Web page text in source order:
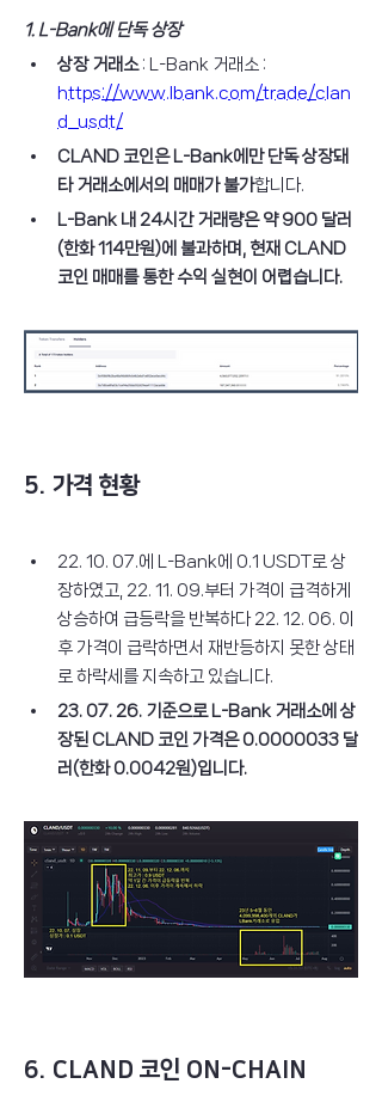
1. L-Bank에 단독 상장
상장 거래소 : L-Bank 거래소 :
https://www.lbank.com/trade/clan
d_usdt/
CLAND 코인은 L-Bank에만 단독 상장돼
타 거래소에서의 매매가 불가합니다.
L-Bank 내 24시간 거래량은 약 900 달러
(한화 114만원)에 불과하며, 현재 CLAND
코인 매매를 통한 수익 실현이 어렵습니다.
5. 가격 현황
22. 10. 07.에 L-Bank에 0.1 USDT로 상
장하였고, 22. 11. 09.부터 가격이 급격하게
상승하여 급등락을 반복하다 22. 12. 06. 이
후 가격이 급락하면서 재반등하지 못한 상태
로 하락세를 지속하고 있습니다.
23. 07. 26. 기준으로 L-Bank 거래소에 상
장된 CLAND 코인 가격은 0.0000033 달
러(한화 0.0042원)입니다.
6. CLAND 코인 ON-CHAIN